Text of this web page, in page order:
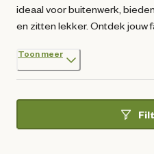
ideaal voor buitenwerk,
en zitten lekker. Ontdek jouw
Toon meer